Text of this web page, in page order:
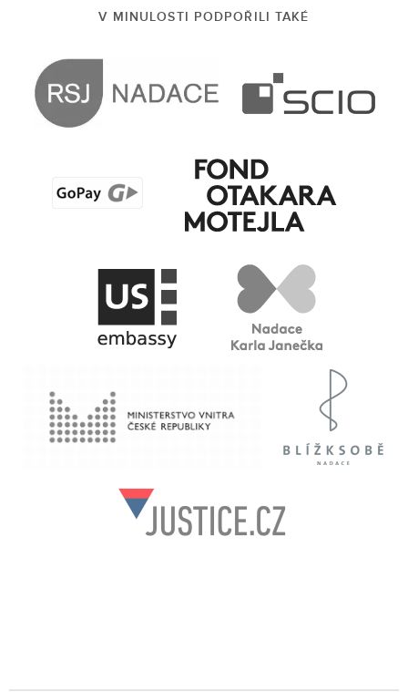
V MINULOSTI PODPOŘILI TAKÉ